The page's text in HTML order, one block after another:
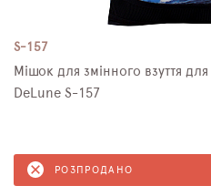
S-157
Мішок для змінного взуття
DeLune S-157
РОЗПРОДАНО